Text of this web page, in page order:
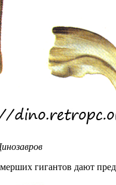
гигантов дают